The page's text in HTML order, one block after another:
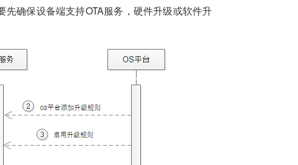
确保设备端支持OTA服务，硬件升级或软件升